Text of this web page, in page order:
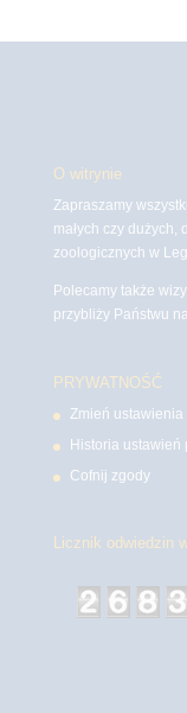
O witrynie
Zapraszamy
małych czy
zoologicznych w
Polecamy także
przybliży Państwu
PRYWATNOŚĆ
Zmień ustawienia
Historia ustawień
Cofnij zgody
Licznik odwiedzin